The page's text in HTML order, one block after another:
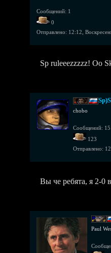
Сообщений: 1
0
Отправлено: 12:12,
Sp ruleeezzzzz! Oo
chobo
Сообщений:
123
Отправлено:
Вы че ребята, я 2-0
Paul